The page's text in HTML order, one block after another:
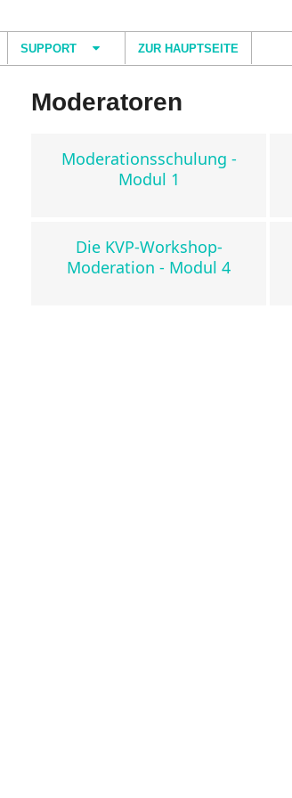
SUPPORT ZUR HAUPTSEITE
Moderatoren
Moderationsschulung -
Modul 1
Die KVP-Workshop-
Moderation - Modul 4